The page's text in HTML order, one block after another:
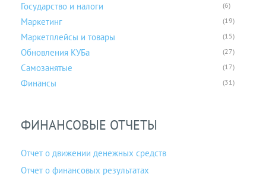
Государство и налоги (6)
Маркетинг (19)
Маркетплейсы и товары (15)
Обновления КУБа (27)
Самозанятые (17)
Финансы (31)
ФИНАНСОВЫЕ ОТЧЕТЫ
Отчет о движении денежных средств
Отчет о финансовых результатах